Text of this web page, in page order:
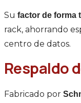
Su factor de forma
rack, ahorrando
centro de datos.
Respaldo
Fabricado por